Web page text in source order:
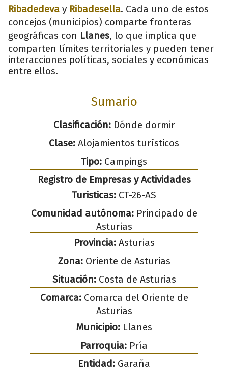
Ribadedeva y Ribadesella. Cada uno de estos
concejos (municipios) comparte fronteras
geográficas con Llanes, lo que implica que
comparten límites territoriales y pueden tener
interacciones políticas, sociales y económicas
entre ellos.
Sumario
Clasificación:Dónde dormir
Clase: Alojamientos turísticos
Tipo: Campings
Registro de Empresas y Actividades
Turisticas: CT-26-AS
Comunidad autónoma:Principado de
Asturias
Provincia:Asturias
Zona:Oriente de Asturias
Situación:Costa de Asturias
Comarca:Comarca del Oriente de
Asturias
Municipio: Llanes
Parroquia: Pría
Entidad: Garaña